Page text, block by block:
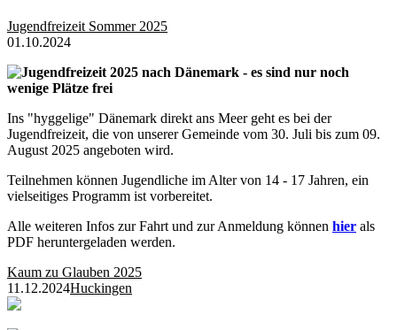
Jugendfreizeit Sommer 2025
01.10.2024
Jugendfreizeit 2025 nach Dänemark - es sind nur noch
wenige Plätze frei
Ins "hyggelige" Dänemark direkt ans Meer geht es bei der
Jugendfreizeit, die von unserer Gemeinde vom 30. Juli bis zum 09.
August 2025 angeboten wird.
Teilnehmen können Jugendliche im Alter von 14 - 17 Jahren, ein
vielseitiges Programm ist vorbereitet.
Alle weiteren Infos zur Fahrt und zur Anmeldung können hier als
PDF heruntergeladen werden.
Kaum zu Glauben 2025
11.12.2024Huckingen